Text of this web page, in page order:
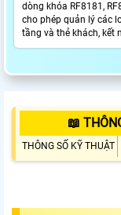
dòng khóa RF8181,
cho phép quản lý các
tầng và thẻ khách, kết
📖
THÔNG SỐ KỸ THUẬT